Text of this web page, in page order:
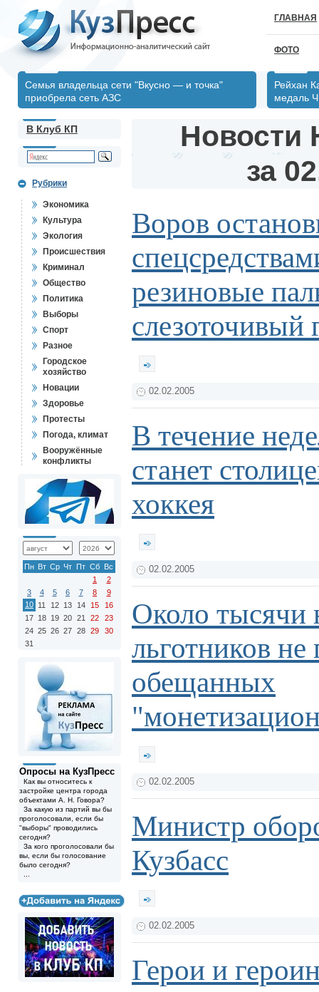
ГЛАВНАЯ
ФОТО
Семья владельца сети "Вкусно — и точка"
приобрела сеть АЗС
Рейхан
медаль
В Клуб КП
Рубрики
Экономика
Культура
Экология
Происшествия
Криминал
Общество
Политика
Выборы
Спорт
Разное
Городское
хозяйство
Новации
Здоровье
Протесты
Погода, климат
Вооружённые
конфликты
Пн Вт Ср Чт Пт Сб Вс
1
2
3
4 5 6 7 8
9
10 11 12 13 14 15
16
17 18 19 20 21 22
23
24 25 26 27 28 29
30
31
Опросы на КузПресс
Как вы относитесь к
застройке центра города
объектами А. Н. Говора?
За какую из партий вы бы
проголосовали, если бы
"выборы" проводились
сегодня?
За кого проголосовали бы
вы, если бы голосование
было сегодня?
Новости
за
Воров
резиновые
слезоточивый
02.02.2005
В течение
станет
хоккея
02.02.2005
Около тысячи
льготников
обещанных
02.02.2005
Министр
Кузбасс
02.02.2005
Герои и